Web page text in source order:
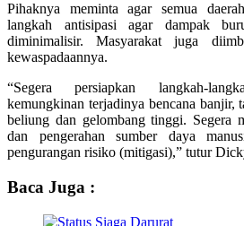
Pihaknya meminta agar semua
langkah antisipasi agar dampak
diminimalisir. Masyarakat juga
kewaspadaannya.
“Segera persiapkan langkah-
kemungkinan terjadinya bencana banjir,
beliung dan gelombang tinggi. Segera
dan pengerahan sumber daya
pengurangan risiko (mitigasi),” tutur
Baca Juga :